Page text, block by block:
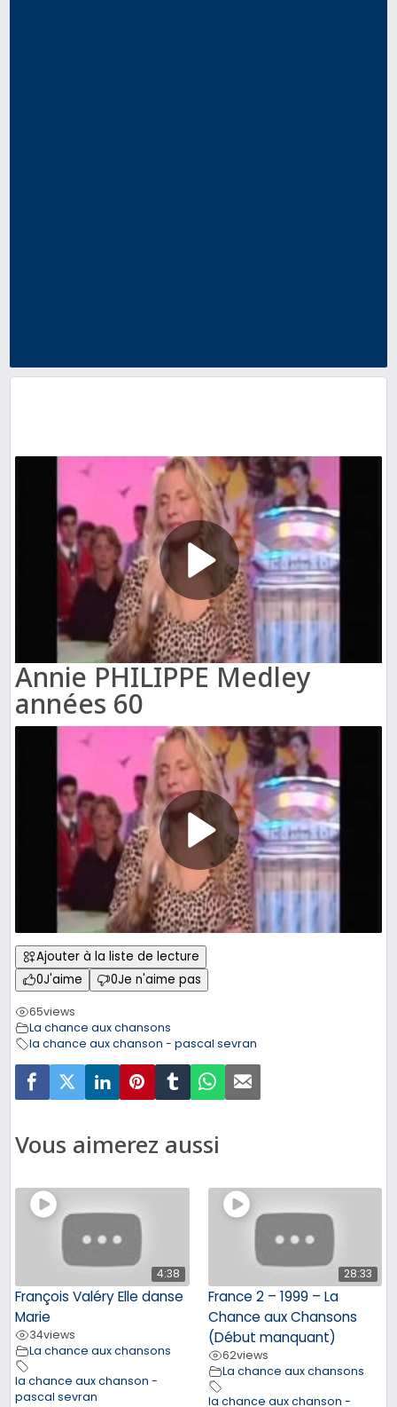
Annie PHILIPPE Medley
années 60
Ajouter à la liste de lecture
0J'aime 0Je n'aime pas
65views
La chance aux chansons
la chance aux chanson - pascal sevran
Vous aimerez aussi
4:38
François Valéry Elle danse
Marie
34views
La chance aux chansons
la chance aux chanson -
pascal sevran
28:33
France 2 – 1999 – La
Chance aux Chansons
(Début manquant)
62views
La chance aux chansons
la chance aux chanson -